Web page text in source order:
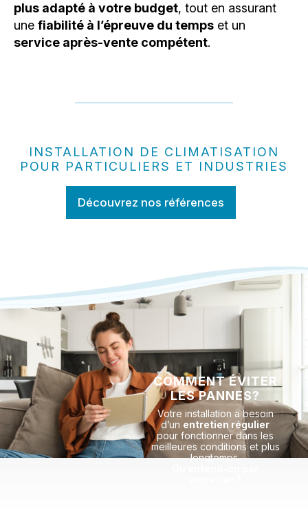
plus adapté à votre budget, tout en assurant
une fiabilité à l’épreuve du temps et un
service après-vente compétent.
INSTALLATION DE CLIMATISATION
POUR PARTICULIERS ET INDUSTRIES
Découvrez nos références
COMMENT ÉVITER
LES PANNES?
Votre installation a besoin
d’un entretien régulier
pour fonctionner dans les
meilleures conditions et plus
longtemps.